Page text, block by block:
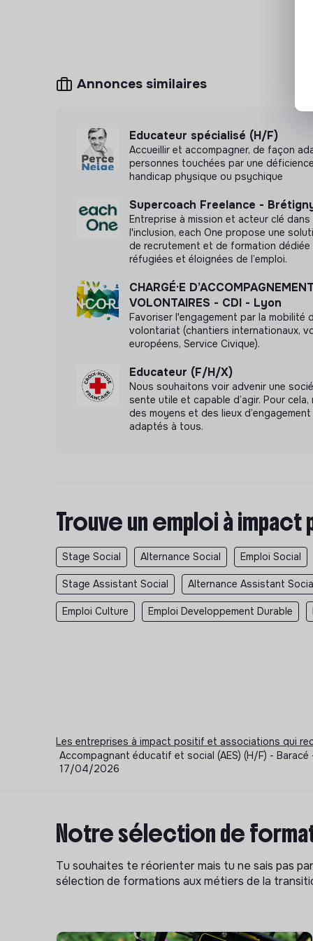
Participer à la rédaction des bilans
pluridisciplinaire et les familles.
🎥 Si vous souhaitez en savoir plus sur le
découvrez nos professionnels
Annonces similaires
Educateur spécialisé (H/F)
Accueillir et accompagner, de façon
personnes touchées par une
handicap physique ou psychique
Supercoach Freelance -
Entreprise à mission et acteur clé dans
l'inclusion, each One propose une
de recrutement et de formation dédiée
réfugiées et éloignées de l’emploi.
CHARGÉ·E
VOLONTAIRES - CDI - Lyon
Favoriser l'engagement par la mobilité
volontariat (chantiers internationaux,
européens, Service Civique).
Educateur (F/H/X)
Nous souhaitons voir advenir une
sente utile et capable d’agir. Pour
des moyens et des lieux
adaptés à tous.
Trouve un emploi à
Stage Social Alternance Social Emploi Social
Stage Assistant Social Alternance Assistant
Emploi Culture Emploi Developpement Durable
Les entreprises à impact positif et associations qui
Accompagnant éducatif et social (AES) (H/F) -
17/04/2026
Notre sélection de
Tu souhaites te réorienter mais tu ne sais pas
sélection de formations aux métiers de la